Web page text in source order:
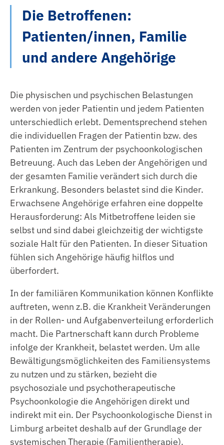
Die Betroffenen:
Patienten/innen, Familie
und andere Angehörige
Die physischen und psychischen Belastungen
werden von jeder Patientin und jedem Patienten
unterschiedlich erlebt. Dementsprechend stehen
die individuellen Fragen der Patientin bzw. des
Patienten im Zentrum der psychoonkologischen
Betreuung. Auch das Leben der Angehörigen und
der gesamten Familie verändert sich durch die
Erkrankung. Besonders belastet sind die Kinder.
Erwachsene Angehörige erfahren eine doppelte
Herausforderung: Als Mitbetroffene leiden sie
selbst und sind dabei gleichzeitig der wichtigste
soziale Halt für den Patienten. In dieser Situation
fühlen sich Angehörige häufig hilflos und
überfordert.
In der familiären Kommunikation können Konflikte
auftreten, wenn z.B. die Krankheit Veränderungen
in der Rollen- und Aufgabenverteilung erforderlich
macht. Die Partnerschaft kann durch Probleme
infolge der Krankheit, belastet werden. Um alle
Bewältigungsmöglichkeiten des Familiensystems
zu nutzen und zu stärken, bezieht die
psychosoziale und psychotherapeutische
Psychoonkologie die Angehörigen direkt und
indirekt mit ein. Der Psychoonkologische Dienst in
Limburg arbeitet deshalb auf der Grundlage der
systemischen Therapie (Familientherapie).